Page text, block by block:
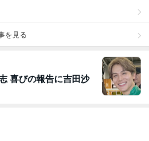
を見る
喜びの報告に吉田沙